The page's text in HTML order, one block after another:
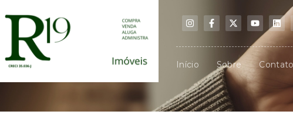
Início Sobre Contato